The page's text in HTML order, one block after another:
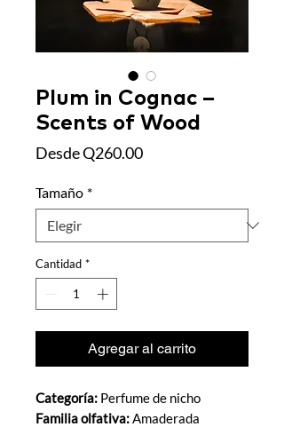
Plum in Cognac –
Scents of Wood
DesdeQ260.00Precio de oferta
Tamaño *
Cantidad *
Agregar al carrito
Categoría: Perfume de nicho
Familia olfativa: Amaderada